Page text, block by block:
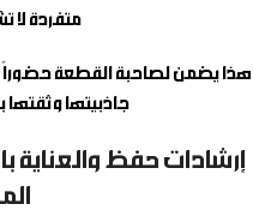
متفردة لا
هذا يضمن لصاحبة القطعة حضوراً
جاذبيتها
إرشادات حفظ والعناية